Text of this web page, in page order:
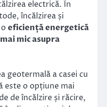
electrică. În
încălzirea și
eficiență energetică
mic asupra
geotermală a casei cu
este o opțiune mai
de încălzire și răcire,